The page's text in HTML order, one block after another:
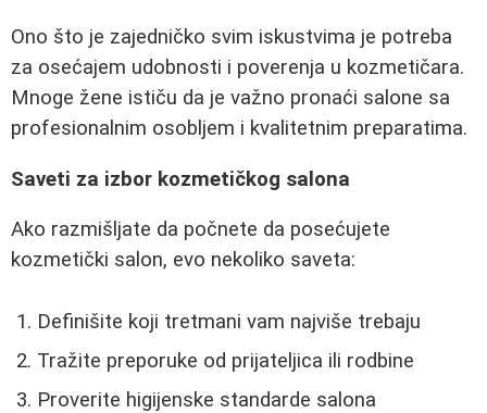
Ono što je zajedničko svim iskustvima je potreba
za osećajem udobnosti i poverenja u kozmetičara.
Mnoge žene ističu da je važno pronaći salone sa
profesionalnim osobljem i kvalitetnim preparatima.
Saveti za izbor kozmetičkog salona
Ako razmišljate da počnete da posećujete
kozmetički salon, evo nekoliko saveta:
Definišite koji tretmani vam najviše trebaju
Tražite preporuke od prijateljica ili rodbine
Proverite higijenske standarde salona